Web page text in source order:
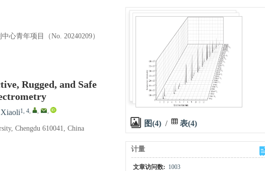
心青年项目（No. 20240209）
Rugged, and Safe
1, 4, , ,
Chengdu 610041, China
图(4) / 表(4)
计量
文章访问数: 1003